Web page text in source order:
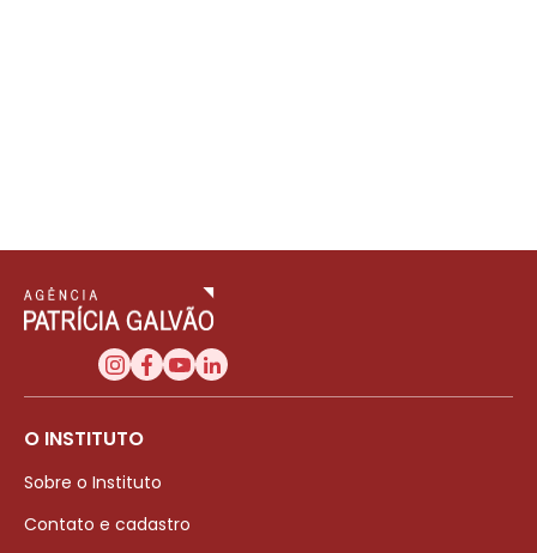
O INSTITUTO
Sobre o Instituto
Contato e cadastro